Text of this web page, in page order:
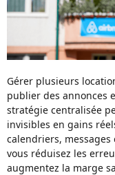
Gérer plusieurs
publier des annonces
stratégie centralisée
invisibles en gains
calendriers,
vous réduisez les
augmentez la marge